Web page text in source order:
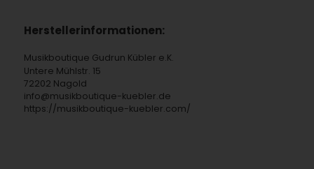
Herstellerinformationen:
Musikboutique Gudrun Kübler e.K.
Untere Mühlstr. 15
72202 Nagold
info@musikboutique-kuebler.de
https://musikboutique-kuebler.com/